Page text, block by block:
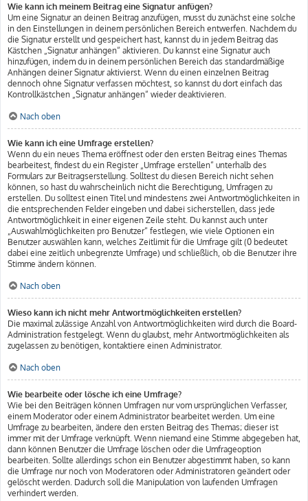
Wie kann ich meinem Beitrag eine Signatur anfügen?
Um eine Signatur an deinen Beitrag anzufügen, musst du zunächst eine solche
in den Einstellungen in deinem persönlichen Bereich entwerfen. Nachdem du
die Signatur erstellt und gespeichert hast, kannst du in jedem Beitrag das
Kästchen „Signatur anhängen“ aktivieren. Du kannst eine Signatur auch
hinzufügen, indem du in deinem persönlichen Bereich das standardmäßige
Anhängen deiner Signatur aktivierst. Wenn du einen einzelnen Beitrag
dennoch ohne Signatur verfassen möchtest, so kannst du dort einfach das
Kontrollkästchen „Signatur anhängen“ wieder deaktivieren.
Nach oben
Wie kann ich eine Umfrage erstellen?
Wenn du ein neues Thema eröffnest oder den ersten Beitrag eines Themas
bearbeitest, findest du ein Register „Umfrage erstellen“ unterhalb des
Formulars zur Beitragserstellung. Solltest du diesen Bereich nicht sehen
können, so hast du wahrscheinlich nicht die Berechtigung, Umfragen zu
erstellen. Du solltest einen Titel und mindestens zwei Antwortmöglichkeiten in
die entsprechenden Felder eingeben und dabei sicherstellen, dass jede
Antwortmöglichkeit in einer eigenen Zeile steht. Du kannst auch unter
„Auswahlmöglichkeiten pro Benutzer“ festlegen, wie viele Optionen ein
Benutzer auswählen kann, welches Zeitlimit für die Umfrage gilt (0 bedeutet
dabei eine zeitlich unbegrenzte Umfrage) und schließlich, ob die Benutzer ihre
Stimme ändern können.
Nach oben
Wieso kann ich nicht mehr Antwortmöglichkeiten erstellen?
Die maximal zulässige Anzahl von Antwortmöglichkeiten wird durch die Board-
Administration festgelegt. Wenn du glaubst, mehr Antwortmöglichkeiten als
zugelassen zu benötigen, kontaktiere einen Administrator.
Nach oben
Wie bearbeite oder lösche ich eine Umfrage?
Wie bei den Beiträgen können Umfragen nur vom ursprünglichen Verfasser,
einem Moderator oder einem Administrator bearbeitet werden. Um eine
Umfrage zu bearbeiten, ändere den ersten Beitrag des Themas; dieser ist
immer mit der Umfrage verknüpft. Wenn niemand eine Stimme abgegeben hat,
dann können Benutzer die Umfrage löschen oder die Umfrageoption
bearbeiten. Sollte allerdings schon ein Benutzer abgestimmt haben, so kann
die Umfrage nur noch von Moderatoren oder Administratoren geändert oder
gelöscht werden. Dadurch soll die Manipulation von laufenden Umfragen
verhindert werden.